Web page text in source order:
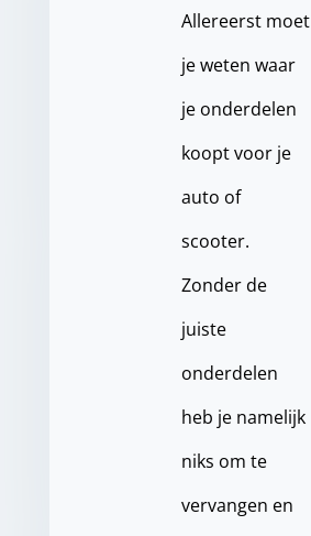
Allereerst moet
je weten waar
je onderdelen
koopt voor je
auto of
scooter.
Zonder de
juiste
onderdelen
heb je namelijk
niks om te
vervangen en